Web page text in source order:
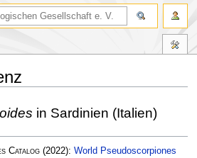
in Sardinien (Italien)
Catalog (2022): World Pseudoscorpiones